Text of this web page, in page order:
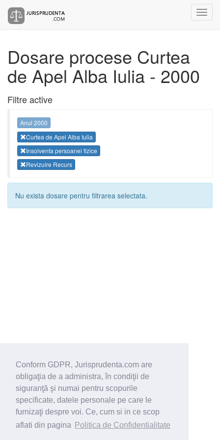
Conform GDPR, Jurisprudenta.com are
obligaţia de a administra, în condiţii de
siguranţă şi numai pentru scopurile
specificate, datele personale pe care le
furnizaţi despre voi. Ce, cum si in ce scop
aflati din pagina
Politica de Confidentialitate
Dosare procese Curtea
de Apel Alba Iulia - 2000
Filtre active
Anul 2000
Curtea de Apel Alba Iulia
Insolventa persoanei fizice
Revizuire Recurs
Nu exista dosare pentru filtrarea selectata.